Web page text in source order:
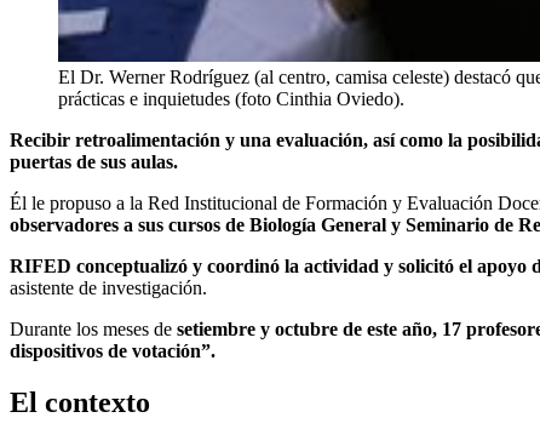
El Dr. Werner Rodríguez (al centro, camisa celeste) destacó
prácticas e inquietudes (foto Cinthia Oviedo).
Recibir retroalimentación y una evaluación, así como la
puertas de sus aulas.
Él le propuso a la Red Institucional de Formación y Evaluación
observadores a sus cursos de Biología General y Seminario de
RIFED conceptualizó y coordinó la actividad y solicitó el apoyo
asistente de investigación.
Durante los meses de setiembre y octubre de este año, 17
dispositivos de votación”.
El contexto